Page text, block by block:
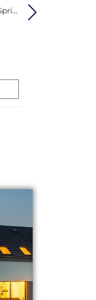
Pufas Pufamur Premium-Spachtel S60 easy 25kg